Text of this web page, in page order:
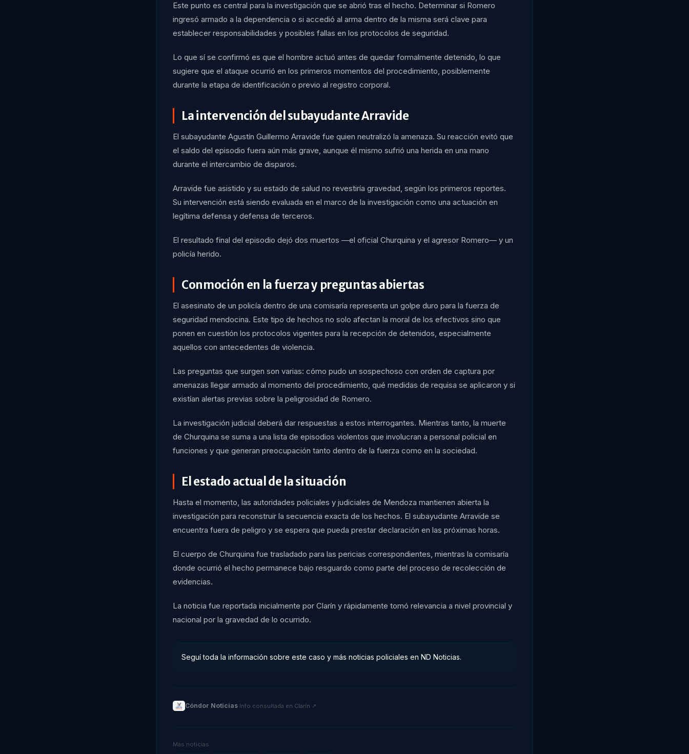
Este punto es central para la investigación que se abrió tras el hecho. Determinar si Romero
ingresó armado a la dependencia o si accedió al arma dentro de la misma será clave para
establecer responsabilidades y posibles fallas en los protocolos de seguridad.
Lo que sí se confirmó es que el hombre actuó antes de quedar formalmente detenido, lo que
sugiere que el ataque ocurrió en los primeros momentos del procedimiento, posiblemente
durante la etapa de identificación o previo al registro corporal.
La intervención del subayudante Arravide
El subayudante Agustín Guillermo Arravide fue quien neutralizó la amenaza. Su reacción evitó que
el saldo del episodio fuera aún más grave, aunque él mismo sufrió una herida en una mano
durante el intercambio de disparos.
Arravide fue asistido y su estado de salud no revestiría gravedad, según los primeros reportes.
Su intervención está siendo evaluada en el marco de la investigación como una actuación en
legítima defensa y defensa de terceros.
El resultado final del episodio dejó dos muertos —el oficial Churquina y el agresor Romero— y un
policía herido.
Conmoción en la fuerza y preguntas abiertas
El asesinato de un policía dentro de una comisaría representa un golpe duro para la fuerza de
seguridad mendocina. Este tipo de hechos no solo afectan la moral de los efectivos sino que
ponen en cuestión los protocolos vigentes para la recepción de detenidos, especialmente
aquellos con antecedentes de violencia.
Las preguntas que surgen son varias: cómo pudo un sospechoso con orden de captura por
amenazas llegar armado al momento del procedimiento, qué medidas de requisa se aplicaron y si
existían alertas previas sobre la peligrosidad de Romero.
La investigación judicial deberá dar respuestas a estos interrogantes. Mientras tanto, la muerte
de Churquina se suma a una lista de episodios violentos que involucran a personal policial en
funciones y que generan preocupación tanto dentro de la fuerza como en la sociedad.
El estado actual de la situación
Hasta el momento, las autoridades policiales y judiciales de Mendoza mantienen abierta la
investigación para reconstruir la secuencia exacta de los hechos. El subayudante Arravide se
encuentra fuera de peligro y se espera que pueda prestar declaración en las próximas horas.
El cuerpo de Churquina fue trasladado para las pericias correspondientes, mientras la comisaría
donde ocurrió el hecho permanece bajo resguardo como parte del proceso de recolección de
evidencias.
La noticia fue reportada inicialmente por Clarín y rápidamente tomó relevancia a nivel provincial y
nacional por la gravedad de lo ocurrido.
Seguí toda la información sobre este caso y más noticias policiales en ND Noticias.
Cóndor Noticias· Info consultada en Clarín ↗
Más noticias: